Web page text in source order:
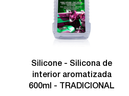
Silicone - Silicona de
interior aromatizada
600ml - TRADICIONAL